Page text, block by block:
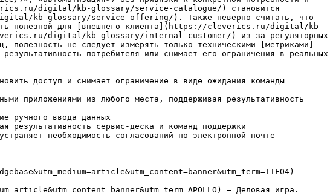
digital/kb-glossary/service-catalogue/) становится
digital/kb-glossary/service-offering/). Также неверно считать, что
быть полезной для [внешнего клиента](https://cleverics.ru/digital/kb-
digital/kb-glossary/internal-customer/) из-за регуляторных
не следует измерять только техническими [метриками]
потребителя или снимает его ограничения в реальных
доступ и снимает ограничение в виде ожидания команды
приложениями из любого места, поддерживая результативность
ручного ввода данных
результативность сервис-деска и команд поддержки
необходимость согласований по электронной почте
—
— Деловая игра.